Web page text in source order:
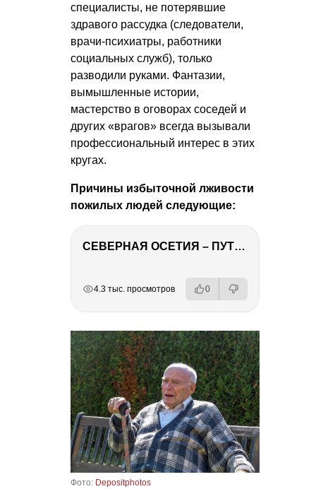
специалисты, не потерявшие
здравого рассудка (следователи,
врачи-психиатры, работники
социальных служб), только
разводили руками. Фантазии,
вымышленные истории,
мастерство в оговорах соседей и
других «врагов» всегда вызывали
профессиональный интерес в этих
кругах.
Причины избыточной лживости
пожилых людей следующие:
СЕВЕРНАЯ ОСЕТИЯ – ПУТЕШЕСТВИЕ НА КАВКАЗ часть 4
4.3 тыс. просмотров 0
Фото: Depositphotos